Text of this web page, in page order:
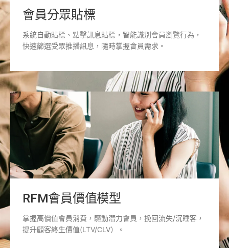
會員分眾貼標
系統自動貼標、點擊訊息貼標，智能識別會員瀏覽行為，
快速篩選受眾推播訊息，隨時掌握會員需求。
RFM會員價值模型
掌握高價值會員消費，驅動潛力會員，挽回流失/沉睡客，
提升顧客終生價值(LTV/CLV）。